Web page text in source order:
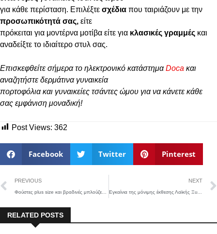
για κάθε περίσταση. Επιλέξτε σχέδια που ταιριάζουν με την
προσωπικότητά σας, είτε
πρόκειται για μοντέρνα μοτίβα είτε για κλασικές γραμμές και
αναδείξτε το ιδιαίτερο στυλ σας.
Επισκεφθείτε σήμερα το ηλεκτρονικό κατάστημαDoca και
αναζητήστε δερμάτινα γυναικεία
πορτοφόλια και γυναικείες τσάντες ώμου για να κάνετε κάθε
σας εμφάνιση μοναδική!
Post Views: 362
Facebook Twitter Pinterest
PREVIOUS NEXT
Εγκαίνια της μόνιμης έκθεσης Λαϊκής Ξυλογλυπτικής του Κώστα Γαλάνη στο Λαογραφικό Μουσείο Φθιώτιδας
RELATED POSTS